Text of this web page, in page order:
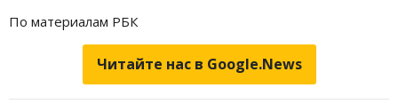
По материалам РБК
Читайте нас в Google.News